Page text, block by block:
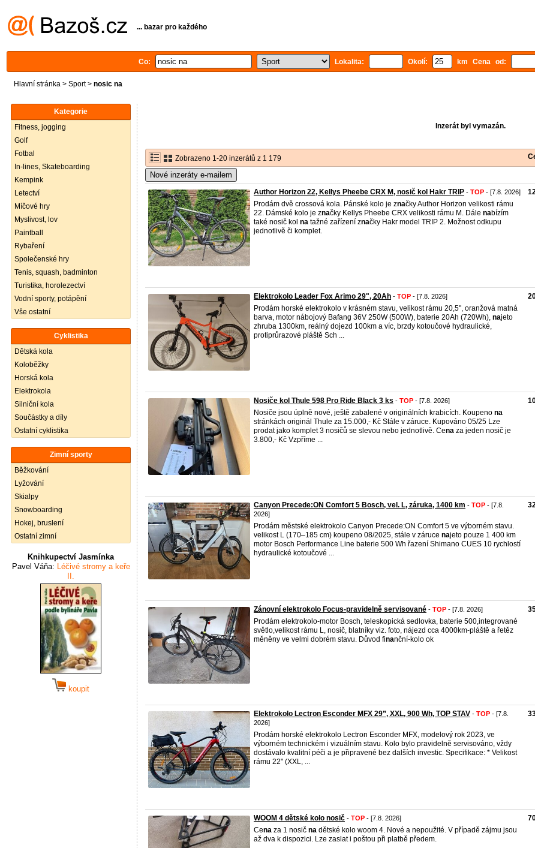
... bazar pro každého
Co: Lokalita: Okolí: km Cena od:
Hlavní stránka > Sport> nosic na
Kategorie
Fitness, jogging
Golf
Fotbal
In-lines, Skateboarding
Kempink
Letectví
Míčové hry
Myslivost, lov
Paintball
Rybaření
Společenské hry
Tenis, squash, badminton
Turistika, horolezectví
Vodní sporty, potápění
Vše ostatní
Cyklistika
Dětská kola
Koloběžky
Horská kola
Elektrokola
Silniční kola
Součástky a díly
Ostatní cyklistika
Zimní sporty
Běžkování
Lyžování
Skialpy
Snowboarding
Hokej, bruslení
Ostatní zimní
Knihkupectví Jasmínka
Pavel Váňa: Léčivé stromy a keře
II.
koupit
Inzerát byl vymazán.
Zobrazeno 1-20 inzerátů z 1 179
Nové inzeráty e-mailem
Author Horizon 22, Kellys Pheebe CRX M, nosič kol Hakr TRIP - TOP - [7.8. 2026]
Prodám dvě crossová kola. Pánské kolo je značky Author Horizon velikosti rámu
22. Dámské kolo je značky Kellys Pheebe CRX velikosti rámu M. Dále nabízím
také nosič kol na tažné zařízení značky Hakr model TRIP 2. Možnost odkupu
jednotlivě či komplet.
Elektrokolo Leader Fox Arimo 29", 20Ah - TOP - [7.8. 2026]
Prodám horské elektrokolo v krásném stavu, velikost rámu 20,5", oranžová matná
barva, motor nábojový Bafang 36V 250W (500W), baterie 20Ah (720Wh), najeto
zhruba 1300km, reálný dojezd 100km a víc, brzdy kotoučové hydraulické,
protiprůrazové pláště Sch ...
Nosiče kol Thule 598 Pro Ride Black 3 ks - TOP - [7.8. 2026]
Nosiče jsou úplně nové, ještě zabalené v originálních krabicích. Koupeno na
stránkách originál Thule za 15.000,- Kč Stále v záruce. Kupováno 05/25 Lze
prodat jako komplet 3 nosičů se slevou nebo jednotlivě. Cena za jeden nosič je
3.800,- Kč Vzpříme ...
Canyon Precede:ON Comfort 5 Bosch, vel. L, záruka, 1400 km - TOP - [7.8.
2026]
Prodám městské elektrokolo Canyon Precede:ON Comfort 5 ve výborném stavu.
velikost L (170–185 cm) koupeno 08/2025, stále v záruce najeto pouze 1 400 km
motor Bosch Performance Line baterie 500 Wh řazení Shimano CUES 10 rychlostí
hydraulické kotoučové ...
Zánovní elektrokolo Focus-pravidelně servisované - TOP - [7.8. 2026]
Prodám elektrokolo-motor Bosch, teleskopická sedlovka, baterie 500,integrované
světlo,velikost rámu L, nosič, blatníky viz. foto, nájezd cca 4000km-pláště a řetěz
měněny ve velmi dobrém stavu. Důvod finanční-kolo ok
Elektrokolo Lectron Esconder MFX 29”, XXL, 900 Wh, TOP STAV - TOP - [7.8.
2026]
Prodám horské elektrokolo Lectron Esconder MFX, modelový rok 2023, ve
výborném technickém i vizuálním stavu. Kolo bylo pravidelně servisováno, vždy
dostávalo kvalitní péči a je připravené bez dalších investic. Specifikace: * Velikost
rámu 22" (XXL, ...
WOOM 4 dětské kolo nosič - TOP - [7.8. 2026]
Cena za 1 nosič na dětské kolo woom 4. Nové a nepoužité. V případě zájmu jsou
až dva k dispozici. Lze zaslat i poštou při platbě předem.